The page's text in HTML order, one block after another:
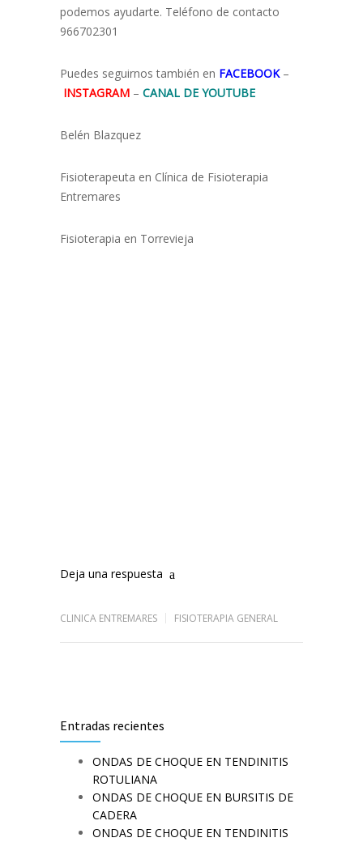
podemos ayudarte. Teléfono de contacto
966702301
Puedes seguirnos también en FACEBOOK–
INSTAGRAM – CANAL DE YOUTUBE
Belén Blazquez
Fisioterapeuta en Clínica de Fisioterapia
Entremares
Fisioterapia en Torrevieja
Deja una respuesta
CLINICA ENTREMARES FISIOTERAPIA GENERAL
Entradas recientes
ONDAS DE CHOQUE EN TENDINITIS
ROTULIANA
ONDAS DE CHOQUE EN BURSITIS DE
CADERA
ONDAS DE CHOQUE EN TENDINITIS